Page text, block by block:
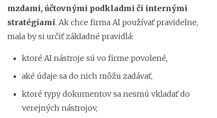
mzdami, účtovnými podkladmi či internými
stratégiami. Ak chce firma AI používať pravidelne,
mala by si určiť základné pravidlá:
ktoré AI nástroje sú vo firme povolené,
aké údaje sa do nich môžu zadávať,
ktoré typy dokumentov sa nesmú vkladať do
verejných nástrojov,